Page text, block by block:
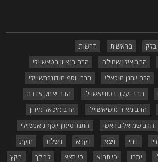
בראשית
דרשות
הרב אילן שמילה
הרב בן ציון בטאשוילי
הרב יוחנן מיכאלי
הרב יוסף מודזגברשווילי
הרב יעקב בטוניאשוילי
הרב יצחק אדרת
הרב מאיר מושיאשוילי
הרב מיכאל מירון
הרב שמואל בראשי
התמ' סימון יוסף ג'אנשוילי
ויחי ויצא ויקרא וישלח
חוקת
יתרו כי תבוא כי תצא לך לך
מקץ